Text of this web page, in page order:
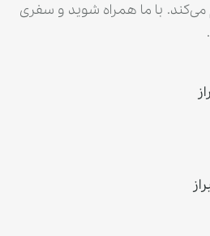
می‌کند. با ما همراه شوید و سفری